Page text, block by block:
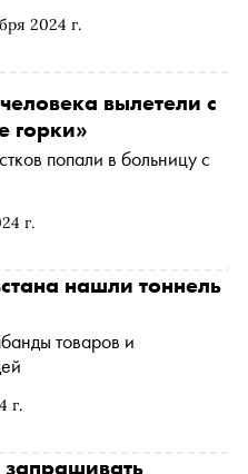
2024 г.
г.
вылетели с
горки»
попали в больницу с
г.
нашли тоннель
товаров и